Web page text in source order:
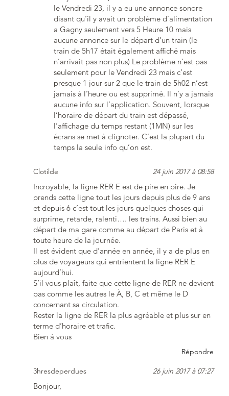
le Vendredi 23, il y a eu une annonce sonore
disant qu’il y avait un problème d’alimentation
a Gagny seulement vers 5 Heure 10 mais
aucune annonce sur le départ d’un train (le
train de 5h17 était également affiché mais
n’arrivait pas non plus) Le problème n’est pas
seulement pour le Vendredi 23 mais c’est
presque 1 jour sur 2 que le train de 5h02 n’est
jamais à l’heure ou est supprimé. Il n’y a jamais
aucune info sur l’application. Souvent, lorsque
l’horaire de départ du train est dépassé,
l’affichage du temps restant (1MN) sur les
écrans se met à clignoter. C’est la plupart du
temps la seule info qu’on est.
Clotilde 24 juin 2017 à 08:58
Incroyable, la ligne RER E est de pire en pire. Je
prends cette ligne tout les jours depuis plus de 9 ans
et depuis 6 c’est tout les jours quelques choses qui
surprime, retarde, ralenti…. les trains. Aussi bien au
départ de ma gare comme au départ de Paris et à
toute heure de la journée.
Il est évident que d’année en année, il y a de plus en
plus de voyageurs qui entrientent la ligne RER E
aujourd’hui.
S’il vous plaît, faite que cette ligne de RER ne devient
pas comme les autres le À, B, C et même le D
concernant sa circulation.
Rester la ligne de RER la plus agréable et plus sur en
terme d’horaire et trafic.
Bien à vous
Répondre
3hresdeperdues 26 juin 2017 à 07:27
Bonjour,